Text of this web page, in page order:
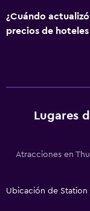
¿Cuándo
precios de hoteles
Lugares
Atracciones en
Ubicación de Station